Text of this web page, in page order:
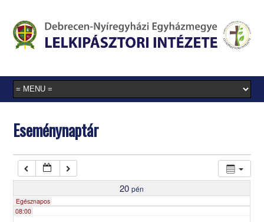
Eseménynaptár
20 pén
Egésznapos
03:00
05:00
07:00
08:00